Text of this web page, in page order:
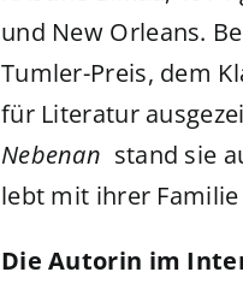
und New Orleans.
Tumler-Preis, dem
für Literatur
Nebenan stand sie
lebt mit ihrer
Die Autorin im